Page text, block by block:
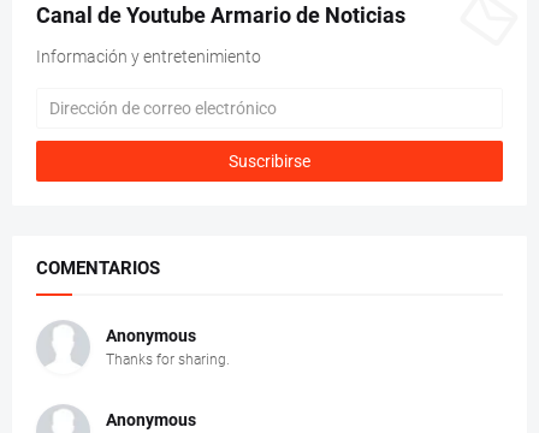
Canal de Youtube Armario de Noticias
Información y entretenimiento
COMENTARIOS
Anonymous
Thanks for sharing.
Anonymous